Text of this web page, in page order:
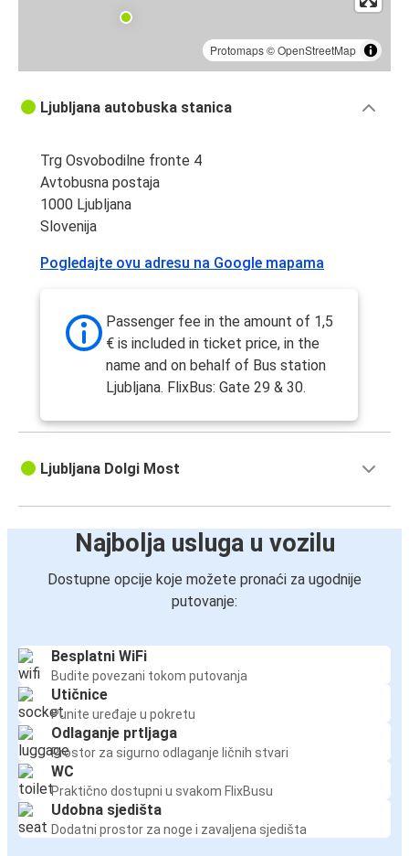
Protomaps©OpenStreetMap
Ljubljana autobuska stanica
Trg Osvobodilne fronte 4
Avtobusna postaja
1000 Ljubljana
Slovenija
Pogledajte ovu adresu na Google mapama
Passenger fee in the amount of 1,5
€ is included in ticket price, in the
name and on behalf of Bus station
Ljubljana. FlixBus: Gate 29 & 30.
Ljubljana Dolgi Most
Najbolja usluga u vozilu
Dostupne opcije koje možete pronaći za ugodnije
putovanje:
Besplatni WiFi
Budite povezani tokom putovanja
Utičnice
Punite uređaje u pokretu
Odlaganje prtljaga
Prostor za sigurno odlaganje ličnih stvari
WC
Praktično dostupni u svakom FlixBusu
Udobna sjedišta
Dodatni prostor za noge i zavaljena sjedišta